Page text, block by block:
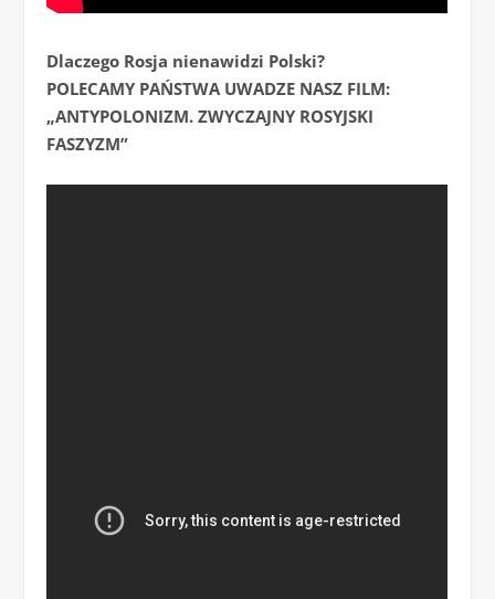
Dlaczego Rosja nienawidzi Polski?
POLECAMY PAŃSTWA UWADZE NASZ FILM:
„ANTYPOLONIZM. ZWYCZAJNY ROSYJSKI
FASZYZM”